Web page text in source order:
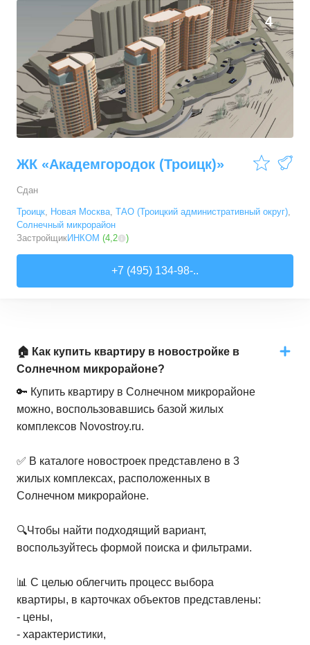
4
ЖК «Академгородок (Троицк)»
Сдан
Троицк, Новая Москва, ТАО (Троицкий административный округ),
Солнечный микрорайон
ЗастройщикИНКОМ (4,2 )
+7 (495) 134-98-..
🏠 Как купить квартиру в новостройке в
Солнечном микрорайоне?
🔑 Купить квартиру в Солнечном микрорайоне
можно, воспользовавшись базой жилых
комплексов Novostroy.ru.
✅ В каталоге новостроек представлено в 3
жилых комплексах, расположенных в
Солнечном микрорайоне.
🔍Чтобы найти подходящий вариант,
воспользуйтесь формой поиска и фильтрами.
📊 С целью облегчить процесс выбора
квартиры, в карточках объектов представлены:
- цены,
- характеристики,